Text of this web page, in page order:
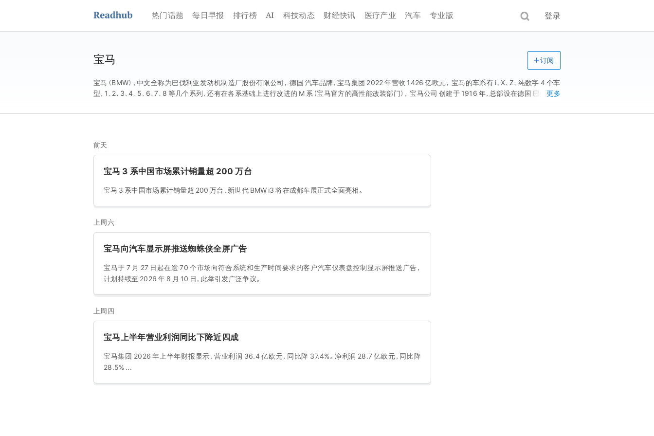
热门话题 每日早报 排行榜 AI 科技动态 财经快讯 医疗产业 汽车 专业版 登录
宝马
宝马（BMW），中文全称为巴伐利亚发动机制造厂股份有限公司， 德国 汽车品牌，宝马集团 2022 年营收 1426 亿欧元， 宝马的车系有 i、X、Z、纯数字 4 个车
型，1、2、3、4、5、6、7、8 等几个系列，还有在各系基础上进行改进的 M 系（宝马官方的高性能改装部门）， 宝马公司 创建于 1916 年，总部设在德国 巴伐利亚
主导，并生产享誉全球的飞机引擎、越野车和摩托车的企业集团，名列世界汽车公司前列，其全称为 die Bayerischen Motorenwerke (Bavarian Motor
世界品牌 500 强 》揭晓，宝马排名第 16 位。 2019 年 10 月， Interbrand 发布的 全球品牌 百强排名 11。 2020 年 1 月 22 日，名列 2020 年《 财富 》全球最受
赞赏公司榜单第 32 位。 2021 年 3 月 15 日， 央视 3・15 晚会曝光，宝马 汽车 4S 店 因收集顾客人脸信息被点名。 2022 年 3 月，宝马汽车宣布召回 6 辆国产
及 37 辆进口汽车。
更多
订阅
前天
宝马 3 系中国市场累计销量超 200 万台
宝马 3 系中国市场累计销量超 200 万台，新世代 BMW i3 将在成都车展正式全面亮相。
上周六
宝马向汽车显示屏推送蜘蛛侠全屏广告
宝马于 7 月 27 日起在逾 70 个市场向符合系统和生产时间要求的客户汽车仪表盘控制显示屏推送广告，
计划持续至 2026 年 8 月 10 日，此举引发广泛争议。
上周四
宝马上半年营业利润同比下降近四成
宝马集团 2026 年上半年财报显示，营业利润 36.4 亿欧元，同比降 37.4%。净利润 28.7 亿欧元，同比降
28.5% ...